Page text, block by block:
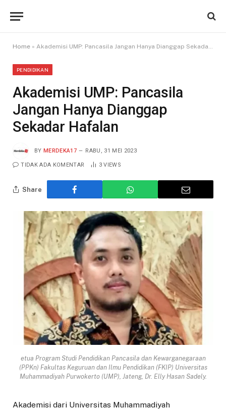
Home » Akademisi UMP: Pancasila Jangan Hanya Dianggap Sekadar Hafalan
PENDIDIKAN
Akademisi UMP: Pancasila
Jangan Hanya Dianggap
Sekadar Hafalan
BY MERDEKA17 RABU, 31 MEI 2023
TIDAK ADA KOMENTAR 3VIEWS
Share
etua Program Studi Pendidikan Pancasila dan Kewarganegaraan
(PPKn) Fakultas Keguruan dan Ilmu Pendidikan (FKIP) Universitas
Muhammadiyah Purwokerto (UMP), Jateng, Dr. Elly Hasan Sadely.
Akademisi dari Universitas Muhammadiyah